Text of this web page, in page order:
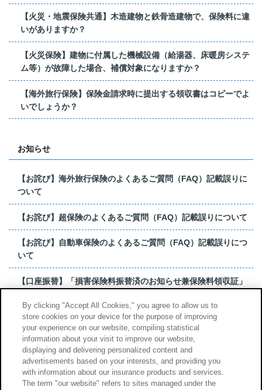
【火災・地震保険共通】木造建物と鉄骨造建物で、保険料に違
いがありますか？
【火災保険】建物に付属した機械設備（給湯器、床暖房システ
ム等）が故障した場合、補償対象になりますか？
【海外旅行保険】保険金請求時に提出する領収書はコピーでよ
いでしょうか？
お知らせ
【お詫び】海外旅行保険のよくあるご質問（FAQ）記載誤りに
ついて
【お詫び】超保険のよくあるご質問（FAQ）記載誤りについて
【お詫び】自動車保険のよくあるご質問（FAQ）記載誤りにつ
いて
【口座振替】「損害保険料振替済のお知らせ兼保険料領収証」
【お詫び】超保険のよくあるご質問（FAQ）記載誤りについて
もっと見る
By clicking "Accept All Cookies," you agree to allow us to
store cookies on your device for the purpose of improving
your experience on our website, compiling statistical
information about your visit to improve our website,
displaying and delivering personalized content and
advertisements based on your interests, and providing you
with information about our insurance products and services.
The term "our website" refers to sites managed under the